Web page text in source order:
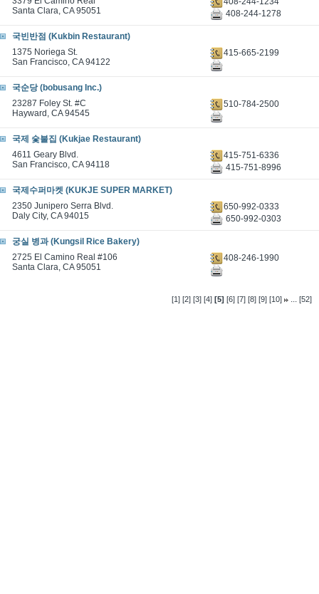
Santa Clara, CA 95051
408-244-1278
국빈반점 (Kukbin Restaurant)
1375 Noriega St.
San Francisco, CA 94122
415-665-2199
국순당 (bobusang Inc.)
23287 Foley St. #C
Hayward, CA 94545
510-784-2500
국제 숯불집 (Kukjae Restaurant)
4611 Geary Blvd.
San Francisco, CA 94118
415-751-6336
415-751-8996
국제수퍼마켓 (KUKJE SUPER MARKET)
2350 Junipero Serra Blvd.
Daly City, CA 94015
650-992-0333
650-992-0303
궁실 병과 (Kungsil Rice Bakery)
2725 El Camino Real #106
Santa Clara, CA 95051
408-246-1990
[1] [2] [3] [4] [5] [6] [7] [8] [9] [10] ... [52]